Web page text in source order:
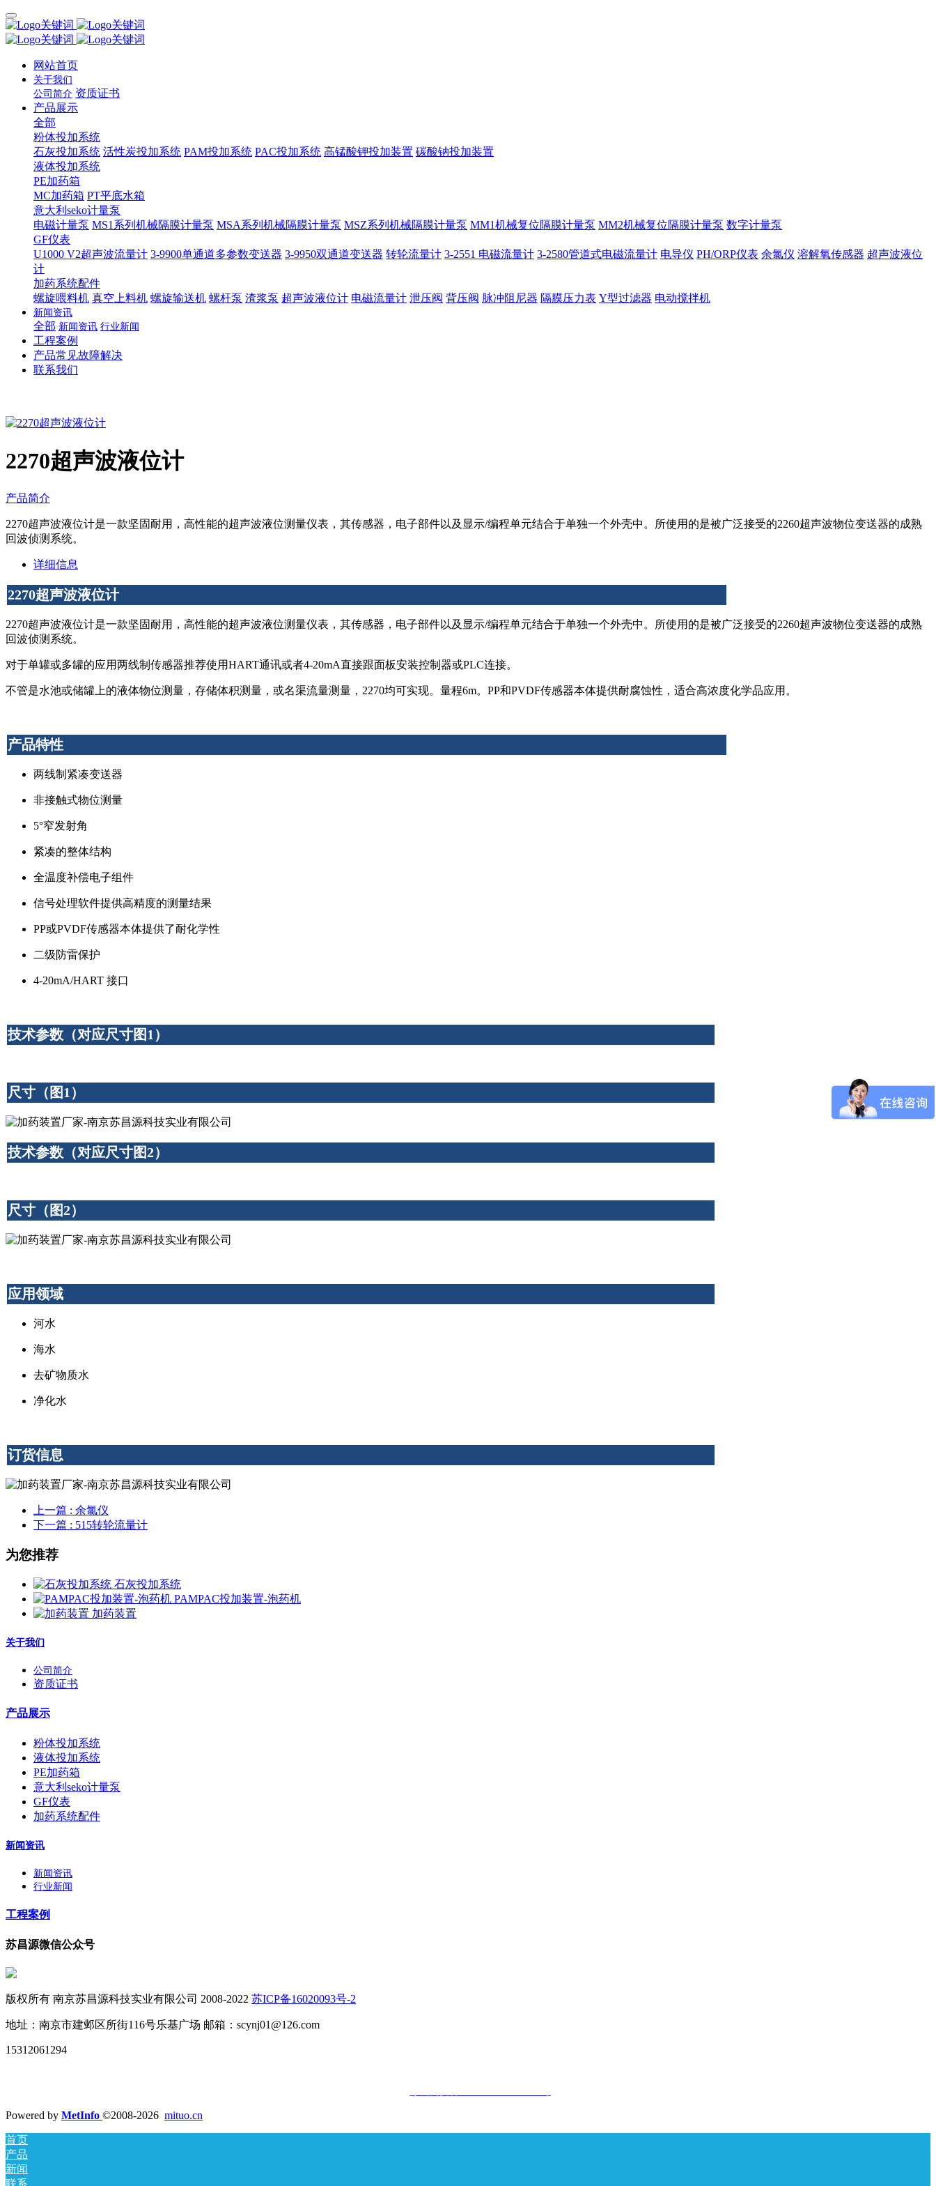
网站首页
关于我们
公司简介 资质证书
产品展示
全部
粉体投加系统
石灰投加系统 活性炭投加系统 PAM投加系统 PAC投加系统 高锰酸钾投加装置 碳酸钠投加装置
液体投加系统
PE加药箱
MC加药箱 PT平底水箱
意大利seko计量泵
电磁计量泵 MS1系列机械隔膜计量泵 MSA系列机械隔膜计量泵 MSZ系列机械隔膜计量泵 MM1机械复位隔膜计量泵 MM2机械复位隔膜计量泵 数字计量泵
GF仪表
U1000 V2超声波流量计 3-9900单通道多参数变送器 3-9950双通道变送器 转轮流量计 3-2551 电磁流量计 3-2580管道式电磁流量计 电导仪 PH/ORP仪表 余氯仪 溶解氧传感器 超声波液位
计
加药系统配件
螺旋喂料机 真空上料机 螺旋输送机 螺杆泵 渣浆泵 超声波液位计 电磁流量计 泄压阀 背压阀 脉冲阻尼器 隔膜压力表 Y型过滤器 电动搅拌机
新闻资讯
全部 新闻资讯 行业新闻
工程案例
产品常见故障解决
联系我们
2270超声波液位计
产品简介
2270超声波液位计是一款坚固耐用，高性能的超声波液位测量仪表，其传感器，电子部件以及显示/编程单元结合于单独一个外壳中。所使用的是被广泛接受的2260超声波物位变送器的成熟
回波侦测系统。
详细信息
2270超声波液位计
2270超声波液位计是一款坚固耐用，高性能的超声波液位测量仪表，其传感器，电子部件以及显示/编程单元结合于单独一个外壳中。所使用的是被广泛接受的2260超声波物位变送器的成熟
回波侦测系统。
对于单罐或多罐的应用两线制传感器推荐使用HART通讯或者4-20mA直接跟面板安装控制器或PLC连接。
不管是水池或储罐上的液体物位测量，存储体积测量，或名渠流量测量，2270均可实现。量程6m。PP和PVDF传感器本体提供耐腐蚀性，适合高浓度化学品应用。
产品特性
两线制紧凑变送器
非接触式物位测量
5°窄发射角
紧凑的整体结构
全温度补偿电子组件
信号处理软件提供高精度的测量结果
PP或PVDF传感器本体提供了耐化学性
二级防雷保护
4-20mA/HART 接口
技术参数（对应尺寸图1）
尺寸（图1）
技术参数（对应尺寸图2）
尺寸（图2）
应用领域
河水
海水
去矿物质水
净化水
订货信息
上一篇 : 余氯仪
下一篇 : 515转轮流量计
为您推荐
石灰投加系统
PAMPAC投加装置-泡药机
加药装置
关于我们
公司简介
资质证书
产品展示
粉体投加系统
液体投加系统
PE加药箱
意大利seko计量泵
GF仪表
加药系统配件
新闻资讯
新闻资讯
行业新闻
工程案例
苏昌源微信公众号
版权所有 南京苏昌源科技实业有限公司 2008-2022 苏ICP备16020093号-2
地址：南京市建邺区所街116号乐基广场 邮箱：scynj01@126.com
15312061294
Powered by MetInfo ©2008-2026 mituo.cn
首页
产品
新闻
联系